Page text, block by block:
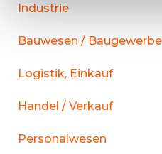
Industrie
Bauwesen / Baugewerbe
Logistik, Einkauf
Handel / Verkauf
Personalwesen